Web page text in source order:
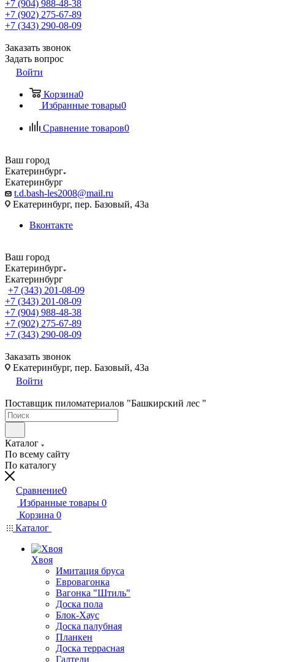
+7 (904) 988-48-38
+7 (902) 275-67-89
+7 (343) 290-08-09
Заказать звонок
Задать вопрос
Войти
Корзина0
Избранные товары0
Сравнение товаров0
Ваш город
Екатеринбург
Екатеринбург
t.d.bash-les2008@mail.ru
Екатеринбург, пер. Базовый, 43а
Вконтакте
Ваш город
Екатеринбург
Екатеринбург
+7 (343) 201-08-09
+7 (343) 201-08-09
+7 (904) 988-48-38
+7 (902) 275-67-89
+7 (343) 290-08-09
Заказать звонок
Екатеринбург, пер. Базовый, 43а
Войти
Поставщик пиломатериалов "Башкирский лес "
Каталог
По всему сайту
По каталогу
Сравнение0
Избранные товары 0
Корзина 0
Каталог
Хвоя
Имитация бруса
Евровагонка
Вагонка "Штиль"
Доска пола
Блок-Хаус
Доска палубная
Планкен
Доска террасная
Галтели